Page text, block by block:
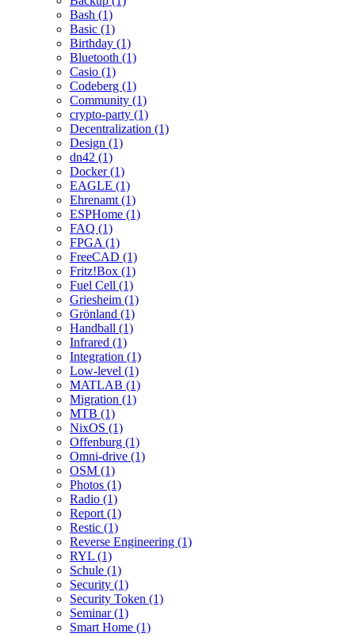
Bash (1)
Basic (1)
Birthday (1)
Bluetooth (1)
Casio (1)
Codeberg (1)
Community (1)
crypto-party (1)
Decentralization (1)
Design (1)
dn42 (1)
Docker (1)
EAGLE (1)
Ehrenamt (1)
ESPHome (1)
FAQ (1)
FPGA (1)
FreeCAD (1)
Fritz!Box (1)
Fuel Cell (1)
Griesheim (1)
Grönland (1)
Handball (1)
Infrared (1)
Integration (1)
Low-level (1)
MATLAB (1)
Migration (1)
MTB (1)
NixOS (1)
Offenburg (1)
Omni-drive (1)
OSM (1)
Photos (1)
Radio (1)
Report (1)
Restic (1)
Reverse Engineering (1)
RYL (1)
Schule (1)
Security (1)
Security Token (1)
Seminar (1)
Smart Home (1)